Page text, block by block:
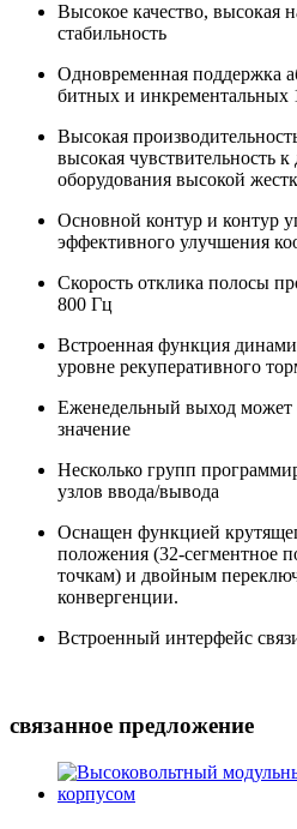
Высокое качество, высокая
стабильность
Одновременная поддержка
битных и инкрементальных
Высокая
высокая чувствительность
оборудования высокой
Основной контур и контур
эффективного улучшения
Скорость отклика полосы
800 Гц
Встроенная функция
уровне рекуперативного
Еженедельный выход может
значение
Несколько групп
узлов ввода/вывода
Оснащен функцией
положения (32-сегментное
точкам) и двойным
конвергенции.
Встроенный интерфейс
связанное предложение